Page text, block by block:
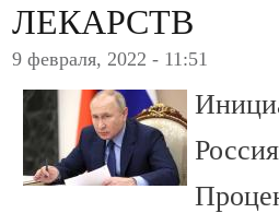
ЛЕКАРСТВ
9 февраля, 2022 - 11:51